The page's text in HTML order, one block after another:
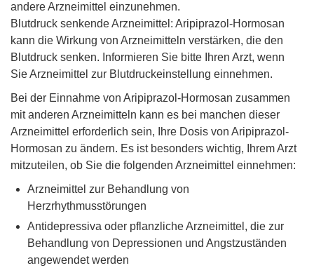
andere Arzneimittel einzunehmen.
Blutdruck senkende Arzneimittel: Aripiprazol-Hormosan
kann die Wirkung von Arzneimitteln verstärken, die den
Blutdruck senken. Informieren Sie bitte Ihren Arzt, wenn
Sie Arzneimittel zur Blutdruckeinstellung einnehmen.
Bei der Einnahme von Aripiprazol-Hormosan zusammen
mit anderen Arzneimitteln kann es bei manchen dieser
Arzneimittel erforderlich sein, Ihre Dosis von Aripiprazol-
Hormosan zu ändern. Es ist besonders wichtig, Ihrem Arzt
mitzuteilen, ob Sie die folgenden Arzneimittel einnehmen:
Arzneimittel zur Behandlung von
Herzrhythmusstörungen
Antidepressiva oder pflanzliche Arzneimittel, die zur
Behandlung von Depressionen und Angstzuständen
angewendet werden